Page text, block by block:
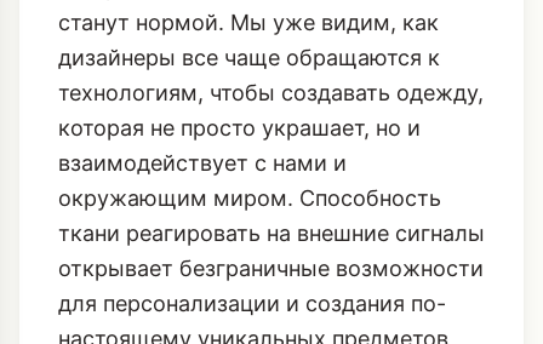
станут нормой. Мы уже видим, как
дизайнеры все чаще обращаются к
технологиям, чтобы создавать одежду,
которая не просто украшает, но и
взаимодействует с нами и
окружающим миром. Способность
ткани реагировать на внешние сигналы
открывает безграничные возможности
для персонализации и создания по-
настоящему уникальных предметов